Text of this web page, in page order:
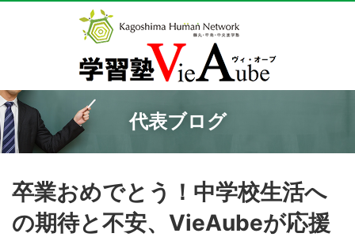
代表ブログ
卒業おめでとう！中学校生活へ
の期待と不安、VieAubeが応援